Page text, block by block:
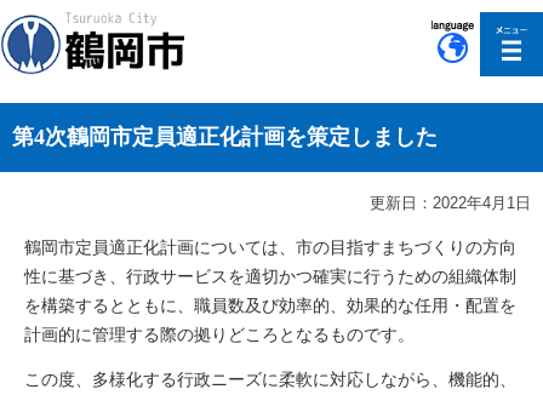
第4次鶴岡市定員適正化計画を策定しました
更新日：2022年4月1日
鶴岡市定員適正化計画については、市の目指すまちづくりの方向
性に基づき、行政サービスを適切かつ確実に行うための組織体制
を構築するとともに、職員数及び効率的、効果的な任用・配置を
計画的に管理する際の拠りどころとなるものです。
この度、多様化する行政ニーズに柔軟に対応しながら、機能的、